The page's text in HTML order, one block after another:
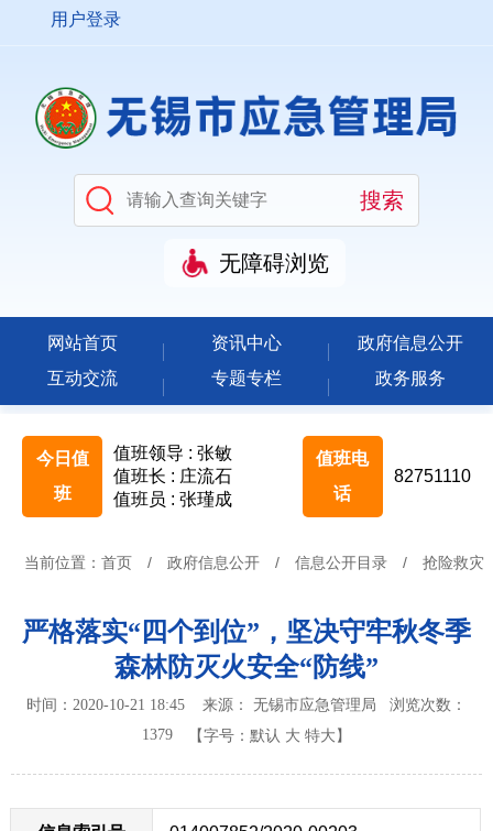
用户登录
无障碍浏览
网站首页 资讯中心
政府信息公开
互动交流
专题专栏 政务服务
今日值
班
值班领导 : 张敏
值班长 : 庄流石
值班员 : 张瑾成
值班电
话
82751110
当前位置： 首页 / 政府信息公开 / 信息公开目录 / 抢险救灾
严格落实“四个到位”，坚决守牢秋冬季
森林防灭火安全“防线”
时间：2020-10-21 18:45 来源： 无锡市应急管理局 浏览次数：
1379
【字号： 默认 大 特大 】